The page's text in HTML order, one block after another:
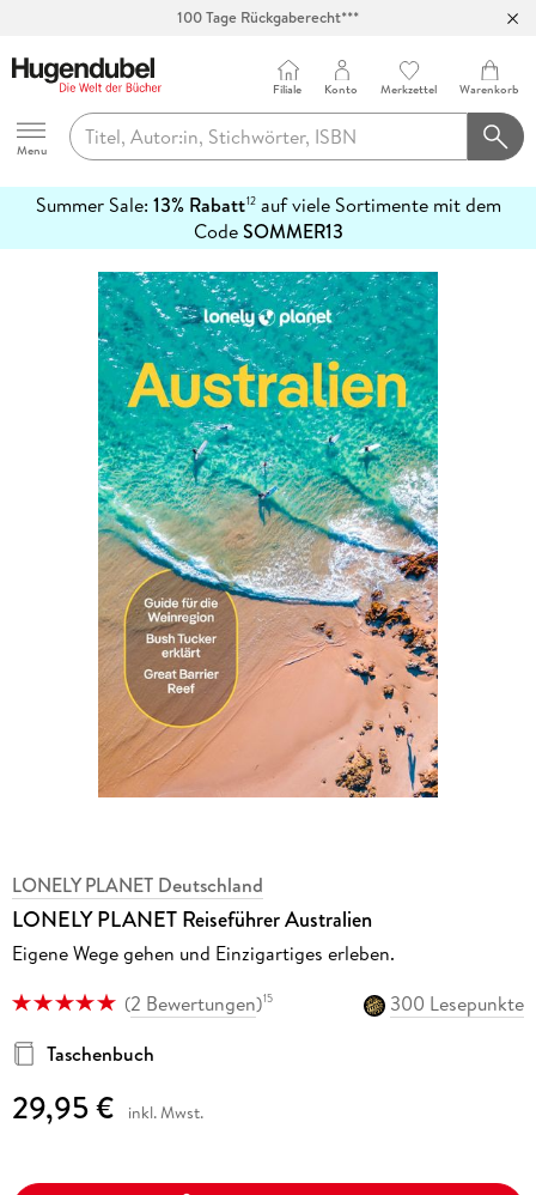
100 Tage Rückgaberecht***
Hugendubel
Menu
Filiale Konto Merkzettel Warenkorb
Summer Sale: 13% Rabatt12auf viele Sortimente mit dem
CodeSOMMER13
erfahren
LONELY PLANET Deutschland
LONELY PLANET Reiseführer Australien
Eigene Wege gehen und Einzigartiges erleben.
(2 Bewertungen)15
300 Lesepunkte
Taschenbuch
29,95 € inkl. Mwst.